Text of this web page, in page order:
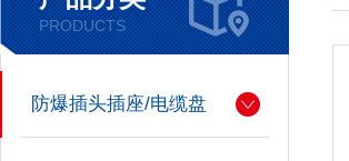
PRODUCTS
防爆插头插座/电缆盘